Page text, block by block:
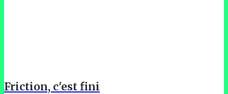
Friction, c'est fini